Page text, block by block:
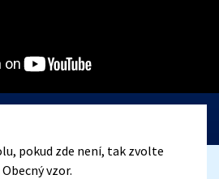
pokud zde není, tak zvolte
Obecný vzor.